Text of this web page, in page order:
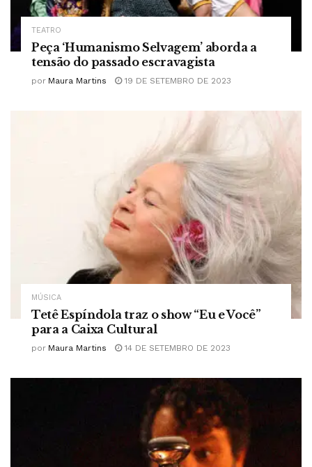
TEATRO
Peça ‘Humanismo Selvagem’ aborda a
tensão do passado escravagista
por Maura Martins 19 DE SETEMBRO DE 2023
MÚSICA
Tetê Espíndola traz o show “Eu e Você”
para a Caixa Cultural
por Maura Martins 14 DE SETEMBRO DE 2023